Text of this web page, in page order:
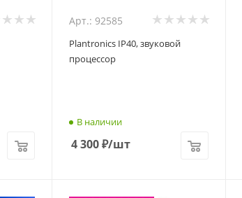
Арт.: 92585
Plantronics IP40, звуковой
процессор
В наличии
4 300₽/шт